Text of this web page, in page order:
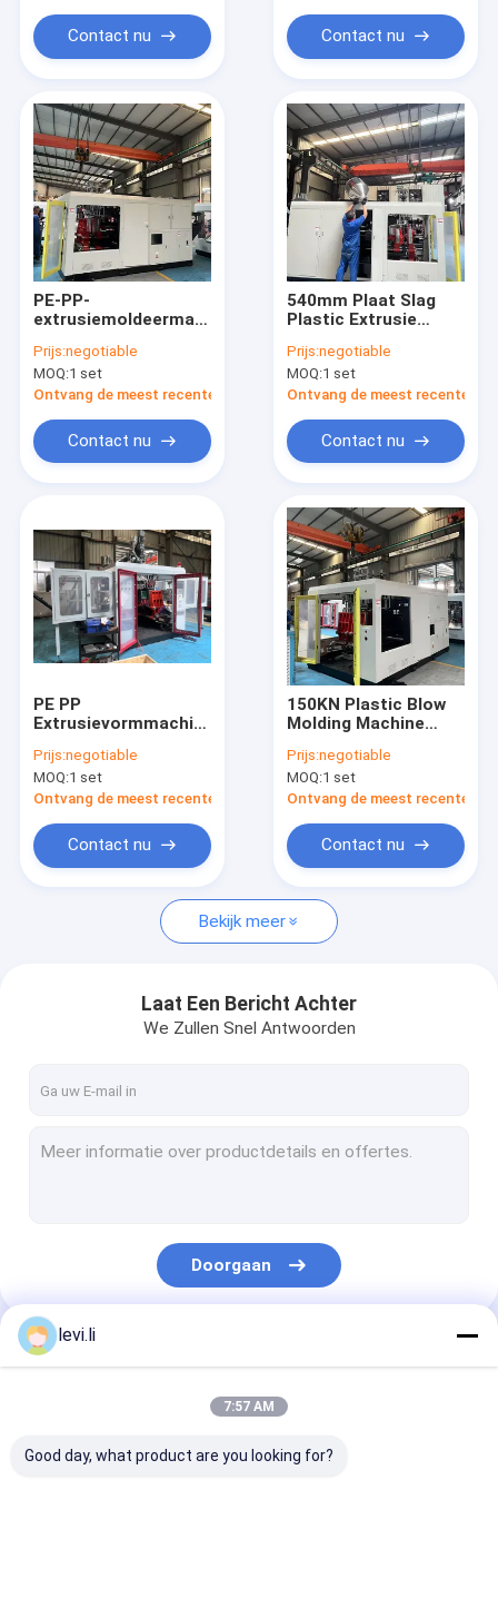
Producten
Ongeveer ons
Fabrieksreis
Nieuws
Verzoek om een Citaat
Extrusie blaasvormmachine
de automatische machine van het slagafgietsel
Uitdrijvings Vormende Machine
HDPE Slag het Vormen Machine
aangepaste kunststof spuitgieten
Contact nu Contact nu
PE-PP-
extrusiemoldeermachine
plaatinslag
Prijs:negotiable
MOQ:1 set
Ontvang de meest recente Prijs
Contact nu
540mm Plaat Slag
Plastic Extrusie
Volume Productie
Prijs:negotiable
MOQ:1 set
Ontvang de meest recente
Contact nu
PE PP
Extrusievormmachine
Klemkracht
Prijs:negotiable
MOQ:1 set
Ontvang de meest recente Prijs
Contact nu
150KN Plastic Blow
Molding Machine
producten
Prijs:negotiable
MOQ:1 set
Ontvang de meest recente
Contact nu
Bekijk meer
Laat Een Bericht Achter
We Zullen Snel Antwoorden
Doorgaan
Onze Categorieën
levi.li
7:57 AM
Good day, what product are you looking for?